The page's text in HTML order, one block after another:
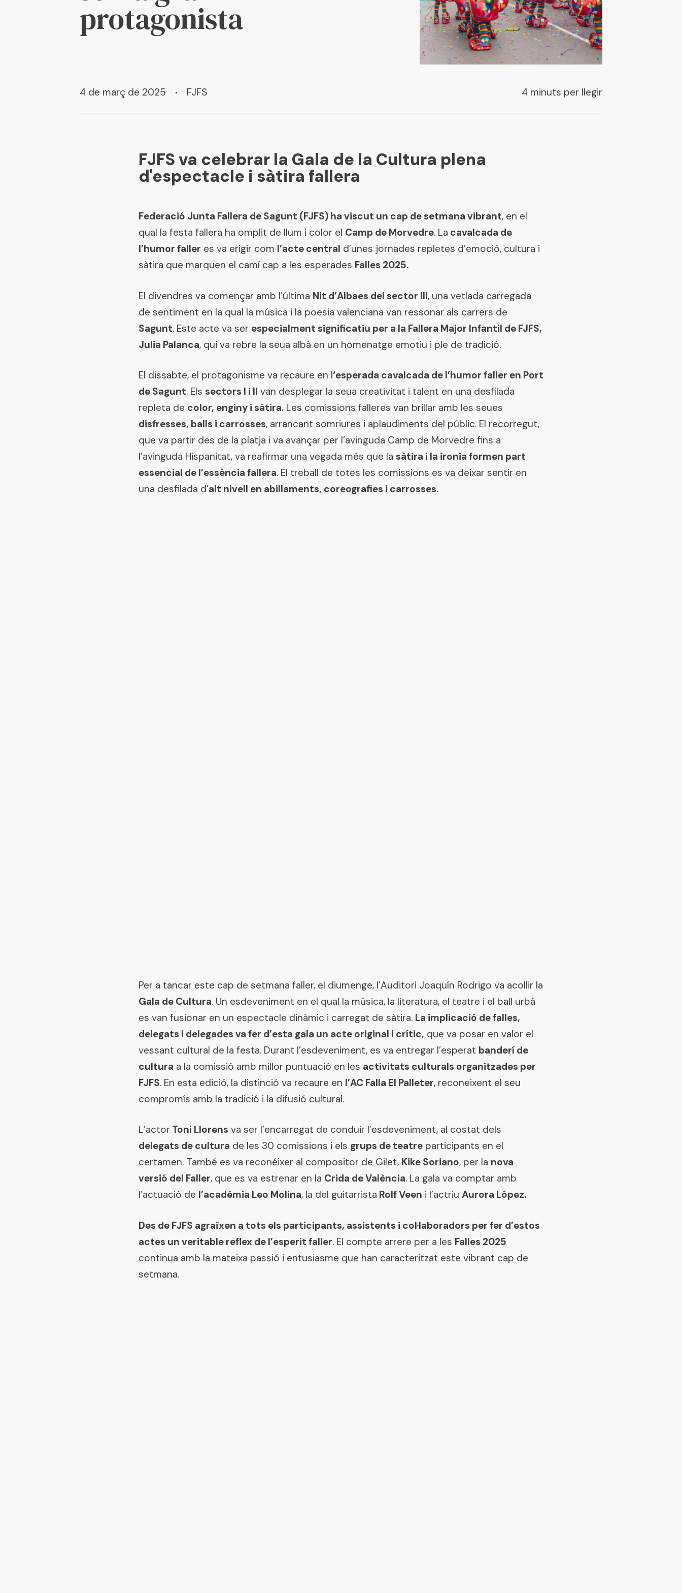
protagonista
FJFS
4 de març de 2025 4 minuts per llegir
FJFS va celebrar la Gala de la Cultura plena
d'espectacle i sàtira fallera
Federació Junta Fallera de Sagunt (FJFS) ha viscut un cap de setmana vibrant, en el
qual la festa fallera ha omplit de llum i color el Camp de Morvedre. La cavalcada de
l’humor faller es va erigir com l’acte central d’unes jornades repletes d’emoció, cultura i
sàtira que marquen el camí cap a les esperades Falles 2025.
El divendres va començar amb l’última Nit d’Albaes del sector III, una vetlada carregada
de sentiment en la qual la música i la poesia valenciana van ressonar als carrers de
Sagunt. Este acte va ser especialment significatiu per a la Fallera Major Infantil de FJFS,
Julia Palanca, qui va rebre la seua albà en un homenatge emotiu i ple de tradició.
El dissabte, el protagonisme va recaure en l‘esperada cavalcada de l’humor faller en Port
de Sagunt. Els sectors I i II van desplegar la seua creativitat i talent en una desfilada
repleta de color, enginy i sàtira. Les comissions falleres van brillar amb les seues
disfresses, balls i carrosses, arrancant somriures i aplaudiments del públic. El recorregut,
que va partir des de la platja i va avançar per l’avinguda Camp de Morvedre fins a
l’avinguda Hispanitat, va reafirmar una vegada més que la sàtira i la ironia formen part
essencial de l’essència fallera. El treball de totes les comissions es va deixar sentir en
una desfilada d’alt nivell en abillaments, coreografies i carrosses.
Per a tancar este cap de setmana faller, el diumenge, l’Auditori Joaquín Rodrigo va acollir la
Gala de Cultura. Un esdeveniment en el qual la música, la literatura, el teatre i el ball urbà
es van fusionar en un espectacle dinàmic i carregat de sàtira. La implicació de falles,
delegats i delegades va fer d’esta gala un acte original i crític, que va posar en valor el
vessant cultural de la festa. Durant l’esdeveniment, es va entregar l’esperat banderí de
cultura a la comissió amb millor puntuació en les activitats culturals organitzades per
FJFS. En esta edició, la distinció va recaure en l’AC Falla El Palleter, reconeixent el seu
compromís amb la tradició i la difusió cultural.
L’actor Toni Llorens va ser l’encarregat de conduir l’esdeveniment, al costat dels
delegats de cultura de les 30 comissions i els grups de teatre participants en el
certamen. També es va reconéixer al compositor de Gilet, Kike Soriano, per la nova
versió del Faller, que es va estrenar en la Crida de València. La gala va comptar amb
l’actuació de l’acadèmia Leo Molina, la del guitarrista Rolf Veen i l’actriu Aurora López.
Des de FJFS agraïxen a tots els participants, assistents i col·laboradors per fer d’estos
actes un veritable reflex de l’esperit faller. El compte arrere per a les Falles 2025
continua amb la mateixa passió i entusiasme que han caracteritzat este vibrant cap de
setmana.